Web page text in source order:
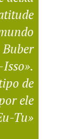
de
ele
Tu»